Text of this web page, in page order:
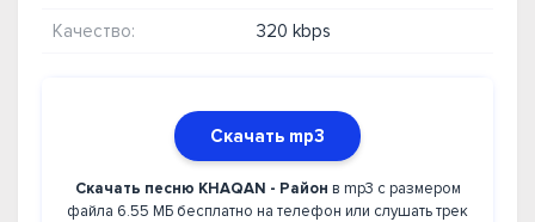
Качество: 320 kbps
Скачать mp3
Скачать песню KHAQAN - Район в mp3 с размером
файла 6.55 МБ бесплатно на телефон или слушать трек